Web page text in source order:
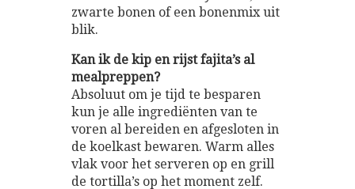
zwarte bonen of een bonenmix uit
blik.
Kan ik de kip en rijst fajita’s al
mealpreppen?
Absoluut om je tijd te besparen
kun je alle ingrediënten van te
voren al bereiden en afgesloten in
de koelkast bewaren. Warm alles
vlak voor het serveren op en grill
de tortilla’s op het moment zelf.